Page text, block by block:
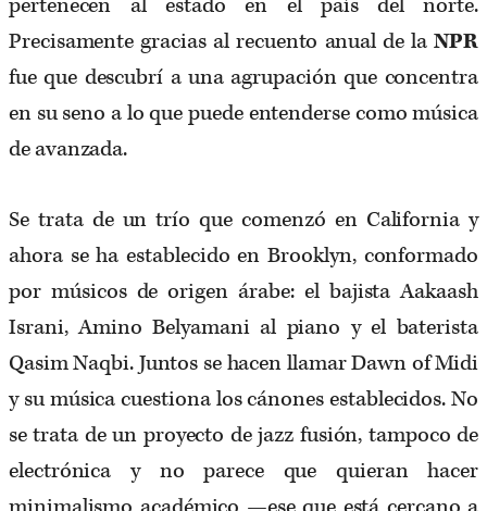
pertenecen al estado en el país del norte.
Precisamente gracias al recuento anual de laNPR
fue que descubrí a una agrupación que concentra
en su seno a lo que puede entenderse como música
de avanzada.
Se trata de un trío que comenzó en California y
ahora se ha establecido en Brooklyn, conformado
por músicos de origen árabe: el bajista Aakaash
Israni, Amino Belyamani al piano y el baterista
Qasim Naqbi. Juntos se hacen llamar Dawn of Midi
y su música cuestiona los cánones establecidos. No
se trata de un proyecto de jazz fusión, tampoco de
electrónica y no parece que quieran hacer